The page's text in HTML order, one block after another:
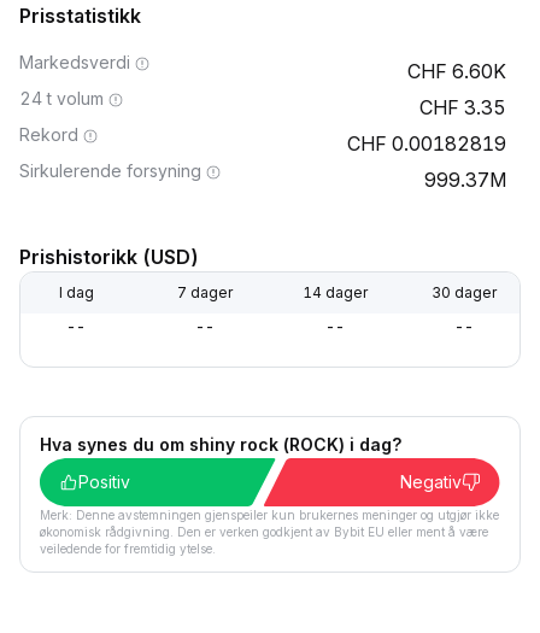
Prisstatistikk
Markedsverdi 6.60K
24 t volum 3.35
Rekord 0.00182819
Sirkulerende forsyning 999.37M
Prishistorikk (USD)
I dag 7 dager 14 dager 30 dager
-- -- -- --
Hva synes du om shiny rock (ROCK) i dag?
Positiv
Negativ
Merk: Denne avstemningen gjenspeiler kun brukernes meninger og utgjør ikke
økonomisk rådgivning. Den er verken godkjent av Bybit EU eller ment å være
veiledende for fremtidig ytelse.